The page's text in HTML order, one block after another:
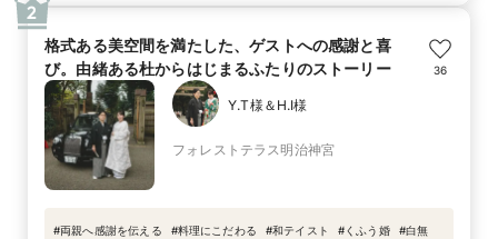
2
格式ある美空間を満たした、ゲストへの感謝と喜
び。由緒ある杜からはじまるふたりのストーリー
36
Y.T様＆H.I様
フォレストテラス明治神宮
#両親へ感謝を伝える #料理にこだわる #和テイスト #くふう婚 #白無